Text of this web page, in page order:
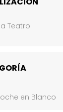
Teatro
en Blanco